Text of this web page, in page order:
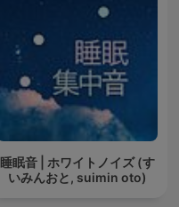
睡眠音 | ホワイトノイズ (す
いみんおと, suimin oto)